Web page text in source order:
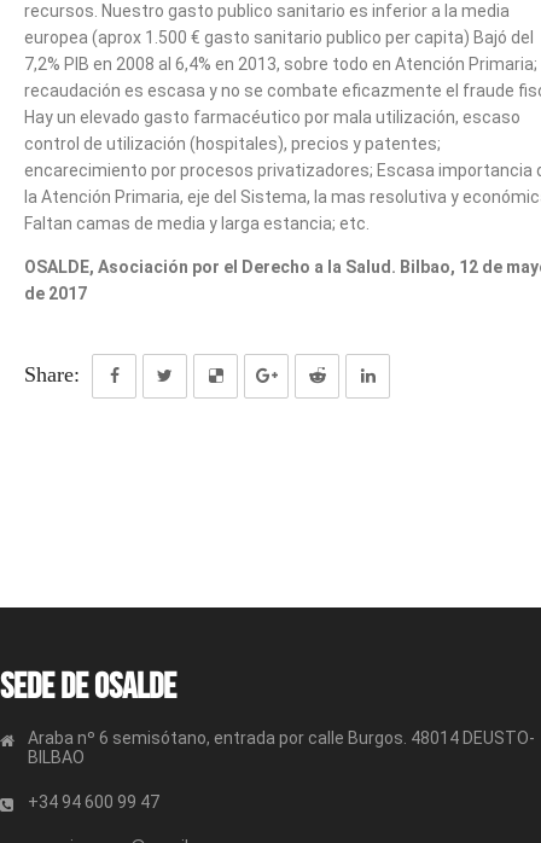
recursos. Nuestro gasto publico sanitario es inferior a la media
europea (aprox 1.500 € gasto sanitario publico per capita) Bajó del
7,2% PIB en 2008 al 6,4% en 2013, sobre todo en Atención Primaria;
recaudación es escasa y no se combate eficazmente el fraude
Hay un elevado gasto farmacéutico por mala utilización, escaso
control de utilización (hospitales), precios y patentes;
encarecimiento por procesos privatizadores; Escasa importancia
la Atención Primaria, eje del Sistema, la mas resolutiva y
Faltan camas de media y larga estancia; etc.
OSALDE, Asociación por el Derecho a la Salud. Bilbao, 12 de
de 2017
Share:
Sede de OSALDE
Araba nº 6 semisótano, entrada por calle Burgos. 48014 DEUSTO-
BILBAO
+34 94 600 99 47